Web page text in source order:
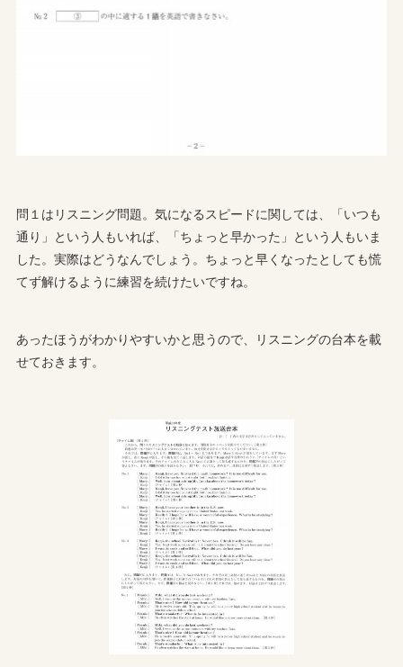
問１はリスニング問題。気になるスピードに関しては、「いつも
通り」という人もいれば、「ちょっと早かった」という人もいま
した。実際はどうなんでしょう。ちょっと早くなったとしても慌
てず解けるように練習を続けたいですね。
あったほうがわかりやすいかと思うので、リスニングの台本を載
せておきます。